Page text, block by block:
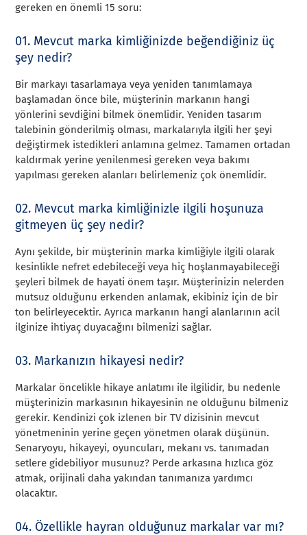
gereken en önemli 15 soru:
01. Mevcut marka kimliğinizde beğendiğiniz üç
şey nedir?
Bir markayı tasarlamaya veya yeniden tanımlamaya
başlamadan önce bile, müşterinin markanın hangi
yönlerini sevdiğini bilmek önemlidir. Yeniden tasarım
talebinin gönderilmiş olması, markalarıyla ilgili her şeyi
değiştirmek istedikleri anlamına gelmez. Tamamen ortadan
kaldırmak yerine yenilenmesi gereken veya bakımı
yapılması gereken alanları belirlemeniz çok önemlidir.
02. Mevcut marka kimliğinizle ilgili hoşunuza
gitmeyen üç şey nedir?
Aynı şekilde, bir müşterinin marka kimliğiyle ilgili olarak
kesinlikle nefret edebileceği veya hiç hoşlanmayabileceği
şeyleri bilmek de hayati önem taşır. Müşterinizin nelerden
mutsuz olduğunu erkenden anlamak, ekibiniz için de bir
ton belirleyecektir. Ayrıca markanın hangi alanlarının acil
ilginize ihtiyaç duyacağını bilmenizi sağlar.
03. Markanızın hikayesi nedir?
Markalar öncelikle hikaye anlatımı ile ilgilidir, bu nedenle
müşterinizin markasının hikayesinin ne olduğunu bilmeniz
gerekir. Kendinizi çok izlenen bir TV dizisinin mevcut
yönetmeninin yerine geçen yönetmen olarak düşünün.
Senaryoyu, hikayeyi, oyuncuları, mekanı vs. tanımadan
setlere gidebiliyor musunuz? Perde arkasına hızlıca göz
atmak, orijinali daha yakından tanımanıza yardımcı
olacaktır.
04. Özellikle hayran olduğunuz markalar var mı?